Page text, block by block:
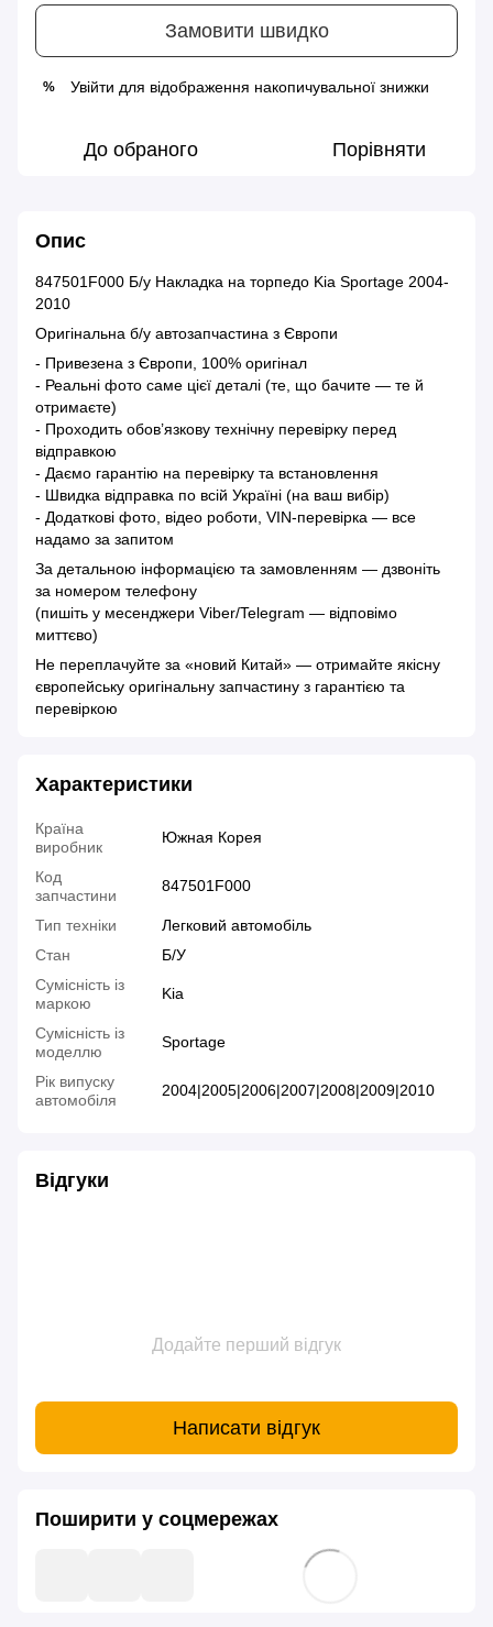
Замовити швидко
% Увійти для відображення накопичувальної знижки
До обраного Порівняти
Опис
847501F000 Б/у Накладка на торпедо Kia Sportage 2004-
2010
Оригінальна б/у автозапчастина з Європи
- Привезена з Європи, 100% оригінал
- Реальні фото саме цієї деталі (те, що бачите — те й
отримаєте)
- Проходить обов’язкову технічну перевірку перед
відправкою
- Даємо гарантію на перевірку та встановлення
- Швидка відправка по всій Україні (на ваш вибір)
- Додаткові фото, відео роботи, VIN-перевірка — все
надамо за запитом
За детальною інформацією та замовленням — дзвоніть
за номером телефону
(пишіть у месенджери Viber/Telegram — відповімо
миттєво)
Не переплачуйте за «новий Китай» — отримайте якісну
європейську оригінальну запчастину з гарантією та
перевіркою
Характеристики
Країна
виробник
Южная Корея
Код
запчастини
847501F000
Тип техніки
Легковий автомобіль
Стан
Б/У
Сумісність із
маркою
Kia
Сумісність із
моделлю
Sportage
Рік випуску
автомобіля
2004|2005|2006|2007|2008|2009|2010
Відгуки
Додайте перший відгук
Написати відгук
Поширити у соцмережах